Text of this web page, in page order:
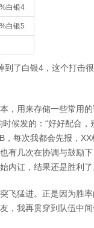
白银4
白银5
到了白银4，这个打击
，用来存储一些常用
候发的：“好好配合
，每次我都会先报，
有几次在协调与鼓励
内讧，结果还是胜利了
飞猛进。正是因为胜
，我再贯穿到队伍中